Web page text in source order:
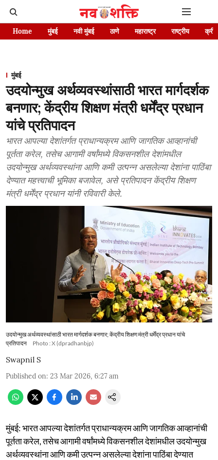
Home मुंबई नवी मुंबई ठाणे महाराष्ट्र राष्ट्रीय
मुंबई
उदयोन्मुख अर्थव्यवस्थांसाठी भारत मार्गदर्शक
बनणार; केंद्रीय शिक्षण मंत्री धर्मेंद्र प्रधान
यांचे प्रतिपादन
भारत आपल्या देशांतर्गत प्राधान्यक्रम आणि जागतिक आव्हानांची
पूर्तता करेल, तसेच आगामी वर्षांमध्ये विकसनशील देशांमधील
उदयोन्मुख अर्थव्यवस्थांना आणि कमी उत्पन्न असलेल्या देशांना पाठिंबा
देण्यात महत्त्वाची भूमिका बजावेल, असे प्रतिपादन केंद्रीय शिक्षण
मंत्री धर्मेंद्र प्रधान यांनी रविवारी केले.
उदयोन्मुख अर्थव्यवस्थांसाठी भारत मार्गदर्शक बनणार; केंद्रीय शिक्षण मंत्री धर्मेंद्र प्रधान यांचे
प्रतिपादन
Photo : X (dpradhanbjp)
Swapnil S
Published on: 23 Mar 2026, 6:27 am
मुंबई: भारत आपल्या देशांतर्गत प्राधान्यक्रम आणि जागतिक आव्हानांची
पूर्तता करेल, तसेच आगामी वर्षांमध्ये विकसनशील देशांमधील उदयोन्मुख
अर्थव्यवस्थांना आणि कमी उत्पन्न असलेल्या देशांना पाठिंबा देण्यात